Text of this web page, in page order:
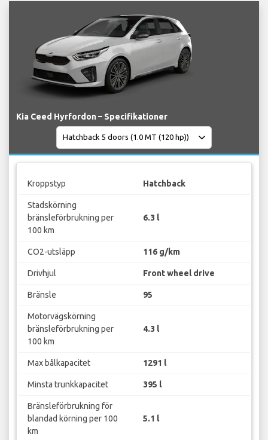
Kia Ceed Hyrfordon – Specifikationer
Kroppstyp Hatchback
Stadskörning
bränsleförbrukning per
100 km
6.3 l
CO2-utsläpp 116 g/km
Drivhjul Front wheel drive
Bränsle 95
Motorvägskörning
bränsleförbrukning per
100 km
4.3 l
Max bålkapacitet 1291 l
Minsta trunkkapacitet 395 l
Bränsleförbrukning för
blandad körning per 100
km
5.1 l